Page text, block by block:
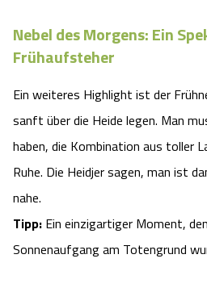
Nebel des Morgens: Ein
Frühaufsteher
Ein weiteres Highlight ist der
sanft über die Heide legen. Man
haben, die Kombination aus toller
Ruhe. Die Heidjer sagen, man ist
nahe.
Tipp: Ein einzigartiger Moment,
Sonnenaufgang am Totengrund